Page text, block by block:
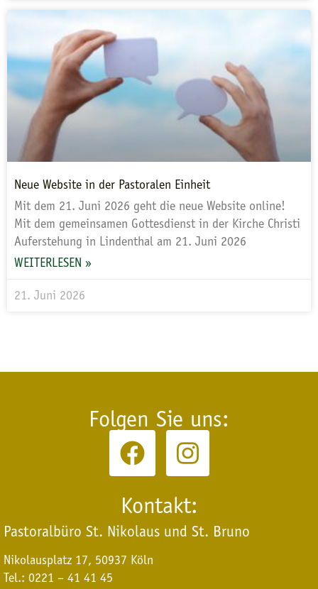
Neue Website in der Pastoralen Einheit
Mit dem 21. Juni 2026 geht die neue Website online!
Mit dem gemeinsamen Gottesdienst in der Kirche Christi
Auferstehung in Lindenthal am 21. Juni 2026
WEITERLESEN »
21. Juni 2026
Folgen Sie uns:
Kontakt:
Pastoralbüro St. Nikolaus und St. Bruno
Nikolausplatz 17, 50937 Köln
Tel.: 0221 – 41 41 45